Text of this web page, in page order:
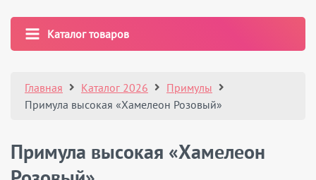
Каталог товаров
Главная Каталог 2026
Примулы
Примула высокая «Хамелеон Розовый»
Примула высокая «Хамелеон